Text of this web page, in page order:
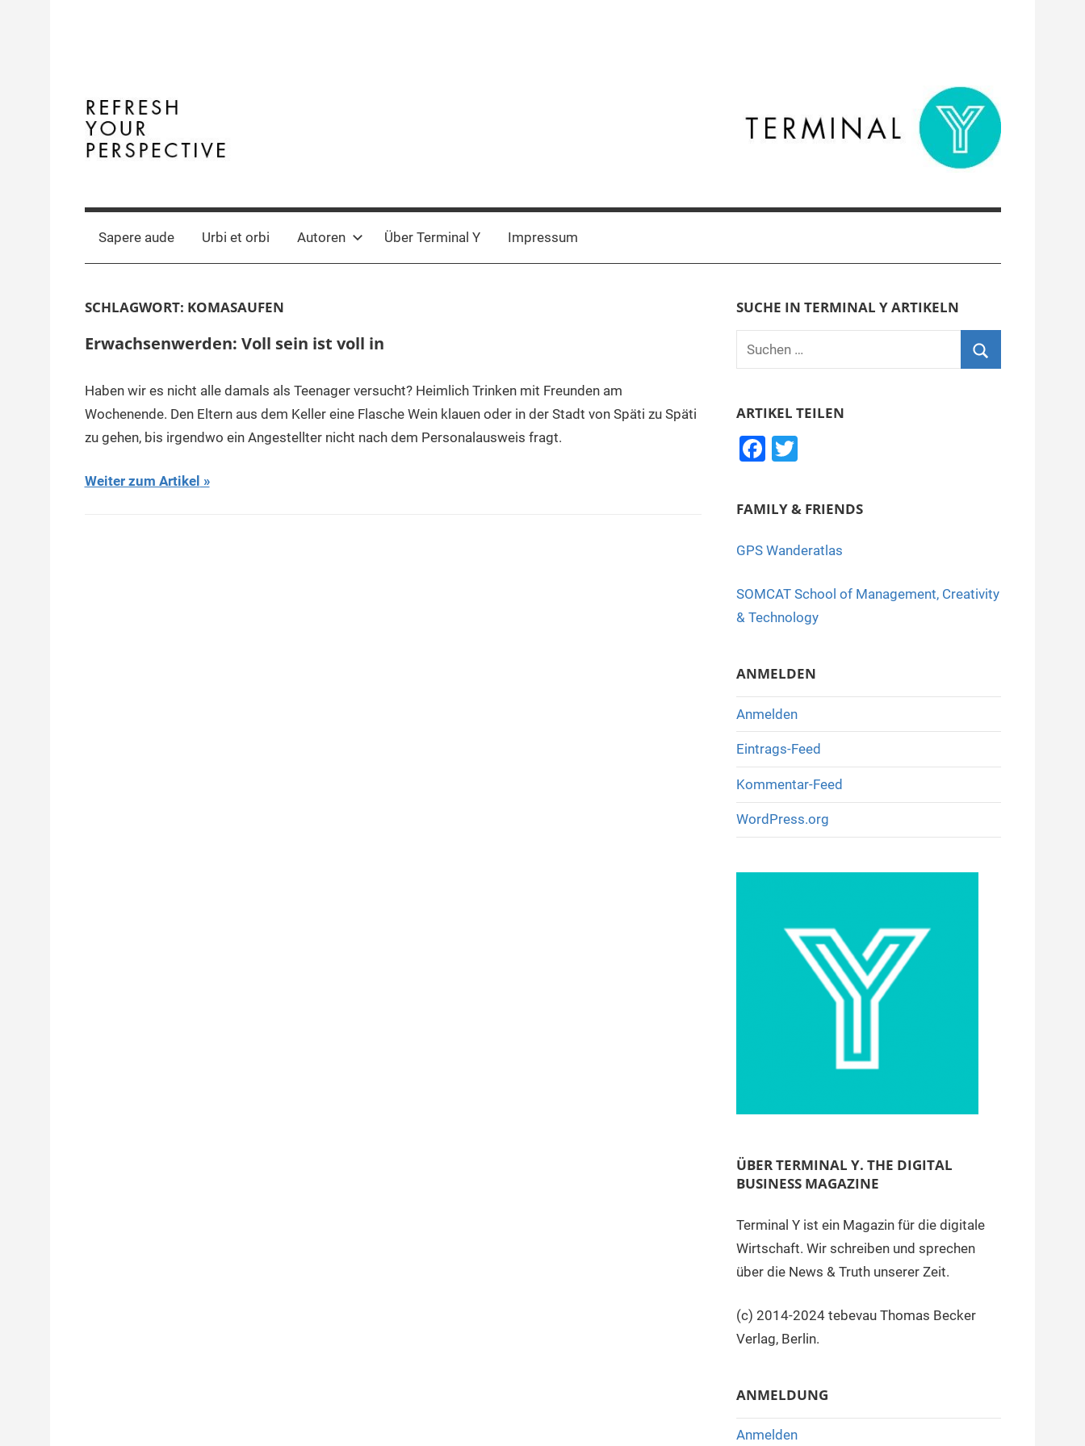
Terminal
Y
Digital
Business
Sapere aude Urbi et orbi Autoren Über Terminal Y Impressum
SCHLAGWORT: KOMASAUFEN
Erwachsenwerden: Voll sein ist voll in
Haben wir es nicht alle damals als Teenager versucht? Heimlich Trinken mit Freunden am
Wochenende. Den Eltern aus dem Keller eine Flasche Wein klauen oder in der Stadt von Späti zu Späti
zu gehen, bis irgendwo ein Angestellter nicht nach dem Personalausweis fragt.
Weiter zum Artikel
SUCHE IN TERMINAL Y ARTIKELN
Suchen
nach:
ARTIKEL TEILEN
F
c
b
o
k
T
tt
FAMILY & FRIENDS
GPS Wanderatlas
SOMCAT School of Management, Creativity
& Technology
ANMELDEN
Anmelden
Eintrags-Feed
Kommentar-Feed
WordPress.org
ÜBER TERMINAL Y. THE DIGITAL
BUSINESS MAGAZINE
Terminal Y ist ein Magazin für die digitale
Wirtschaft. Wir schreiben und sprechen
über die News & Truth unserer Zeit.
(c) 2014-2024 tebevau Thomas Becker
Verlag, Berlin.
ANMELDUNG
Anmelden